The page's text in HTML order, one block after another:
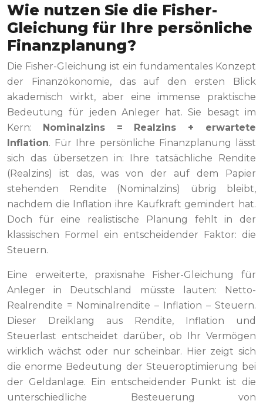
Wie nutzen Sie die Fisher-
Gleichung für Ihre persönliche
Finanzplanung?
Die Fisher-Gleichung ist ein fundamentales Konzept
der Finanzökonomie, das auf den ersten Blick
akademisch wirkt, aber eine immense praktische
Bedeutung für jeden Anleger hat. Sie besagt im
Kern: Nominalzins = Realzins + erwartete
Inflation. Für Ihre persönliche Finanzplanung lässt
sich das übersetzen in: Ihre tatsächliche Rendite
(Realzins) ist das, was von der auf dem Papier
stehenden Rendite (Nominalzins) übrig bleibt,
nachdem die Inflation ihre Kaufkraft gemindert hat.
Doch für eine realistische Planung fehlt in der
klassischen Formel ein entscheidender Faktor: die
Steuern.
Eine erweiterte, praxisnahe Fisher-Gleichung für
Anleger in Deutschland müsste lauten: Netto-
Realrendite = Nominalrendite – Inflation – Steuern.
Dieser Dreiklang aus Rendite, Inflation und
Steuerlast entscheidet darüber, ob Ihr Vermögen
wirklich wächst oder nur scheinbar. Hier zeigt sich
die enorme Bedeutung der Steueroptimierung bei
der Geldanlage. Ein entscheidender Punkt ist die
unterschiedliche Besteuerung von